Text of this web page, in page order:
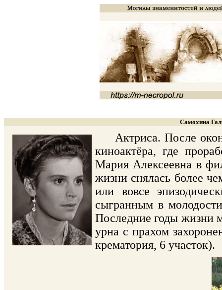
Самохина
Актриса. После
киноактёра, где
Мария Алексеевна в
жизни снялась более
или вовсе
сыгранным в
Последние годы жизни
урна с прахом
крематория, 6 участок).